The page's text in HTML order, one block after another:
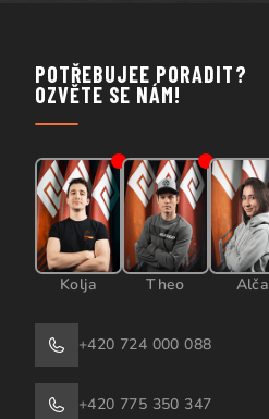
POTŘEBUJEE PORADIT?
OZVĚTE SE NÁM!
Kolja Theo Alča
+420 724 000 088
+420 775 350 347